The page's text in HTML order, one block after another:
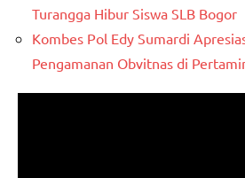
Turangga Hibur Siswa SLB Bogor
Kombes Pol Edy Sumardi
Pengamanan Obvitnas di